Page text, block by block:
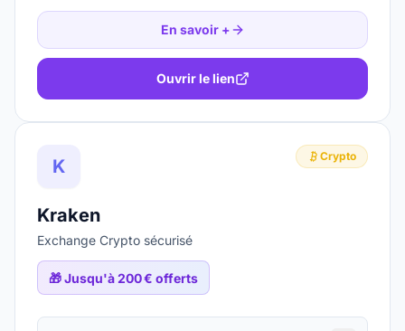
En savoir +
Ouvrir le lien
K Crypto
Kraken
Exchange Crypto sécurisé
🎁Jusqu'à 200 € offerts